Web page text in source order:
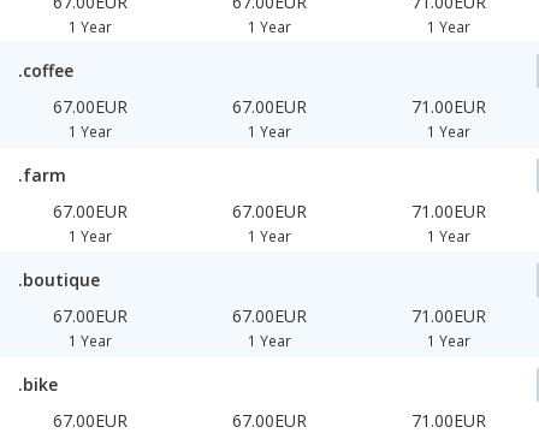
1 Year 1 Year 1 Year
.coffee
67.00EUR
1 Year
67.00EUR
1 Year
71.00EUR
1 Year
.farm
67.00EUR
1 Year
67.00EUR
1 Year
71.00EUR
1 Year
.boutique
67.00EUR
1 Year
67.00EUR
1 Year
71.00EUR
1 Year
.bike
67.00EUR
67.00EUR 71.00EUR